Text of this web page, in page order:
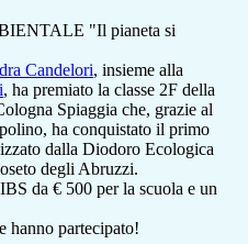
"Il pianeta si
Candelori, insieme alla
, ha premiato la classe 2F della
Spiaggia che, grazie al
ha conquistato il primo
dalla Diodoro Ecologica
degli Abruzzi.
da € 500 per la scuola e un
hanno partecipato!